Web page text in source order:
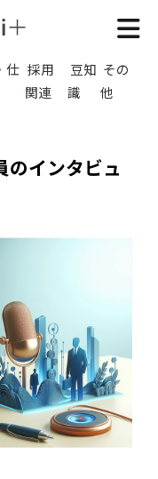
仕 採用
関連
豆知
識
その
他
のインタビュ